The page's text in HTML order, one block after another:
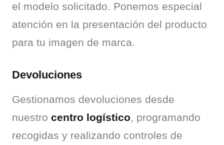
el modelo solicitado. Ponemos especial
atención en la presentación del producto
para tu imagen de marca.
Devoluciones
Gestionamos devoluciones desde
nuestro centro logístico, programando
recogidas y realizando controles de